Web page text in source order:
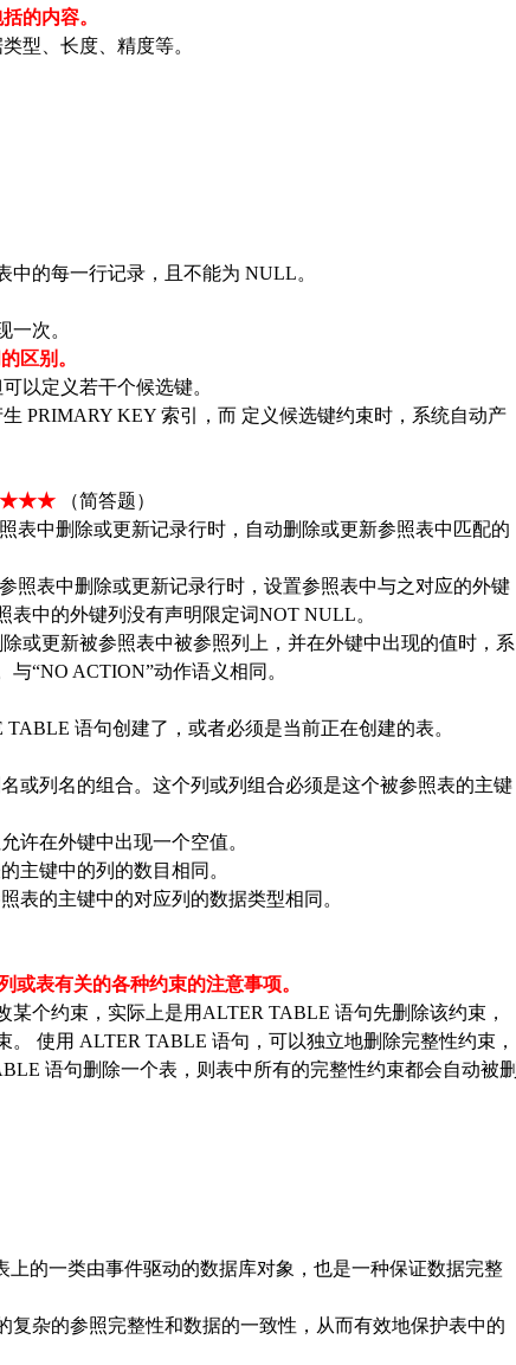
的内容。
型、长度、精度等。
中的每一行记录，且不能为 NULL。
一次。
区别。
以定义若干个候选键。
PRIMARY KEY 索引，而 定义候选键约束时，系统自动产
★★★
（简答题）
表中删除或更新记录行时，自动删除或更新参照表中匹配的
照表中删除或更新记录行时，设置参照表中与之对应的外键
中的外键列没有声明限定词NOT NULL。
或更新被参照表中被参照列上，并在外键中出现的值时，系
与“NO ACTION”动作语义相同。
语句创建了，或者必须是当前正在创建的表。
或列名的组合。这个列或列组合必须是这个被参照表的主键
许在外键中出现一个空值。
主键中的列的数目相同。
表的主键中的对应列的数据类型相同。
表有关的各种约束的注意事项。
某个约束，实际上是用 ALTER TABLE 语句先删除该约束，
使用 ALTER TABLE 语句，可以独立地删除完整性约束，
语句删除一个表，则表中所有的完整性约束都会自动被删
上的一类由事件驱动的数据库对象，也是一种保证数据完整
复杂的参照完整性和数据的一致性，从而有效地保护表中的